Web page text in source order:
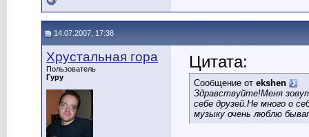
14.07.2007, 17:38
Хрустальная гора
Пользователь
Гуру
Цитата:
Сообщение от ekshen
Здравствуйте!Меня
себе друзей.Не много о
музыку очень люблю